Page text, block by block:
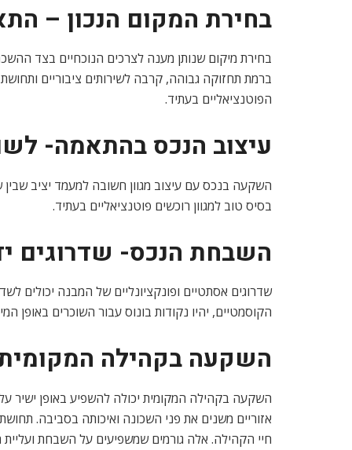
בחירת המקום הנכון –
בחירת מיקום שנותן מענה לצרכים הנוכחיים בצד
ברמת תחזוקה גבוהה, קרבה לשירותים ציבוריים
הפוטנציאליים בעתיד.
עיצוב הנכס בהתאמה-
השקעה בנכס עם עיצוב מגוון חשובה למעמד יציב
בסיס טוב למגוון רוכשים פוטנציאליים בעתיד.
השבחת הנכס- שדרוגים
שדרוגים אסתטיים ופונקציונליים של המבנה יכולים
הקוסמטיים, יהיו נקודות בונוס עבור השוכרים באופן
השקעה בקהילה
השקעה בקהילה המקומית יכולה להשפיע באופן ישיר
אזוריים משנים את פני השכונה ואיכותה בסביבה.
חיי הקהילה. אלה גורמים שמשפיעים על השבחת